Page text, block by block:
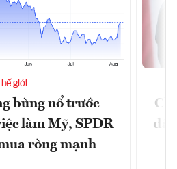
Thế giới
bùng nổ trước
làm Mỹ, SPDR
ròng mạnh
đã